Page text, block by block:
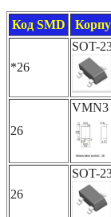
Код SMD
*26
SOT-
26
VMN3
26
SOT-